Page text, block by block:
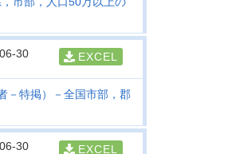
30 EXCEL
－特掲）－全国市部，郡
30 EXCEL